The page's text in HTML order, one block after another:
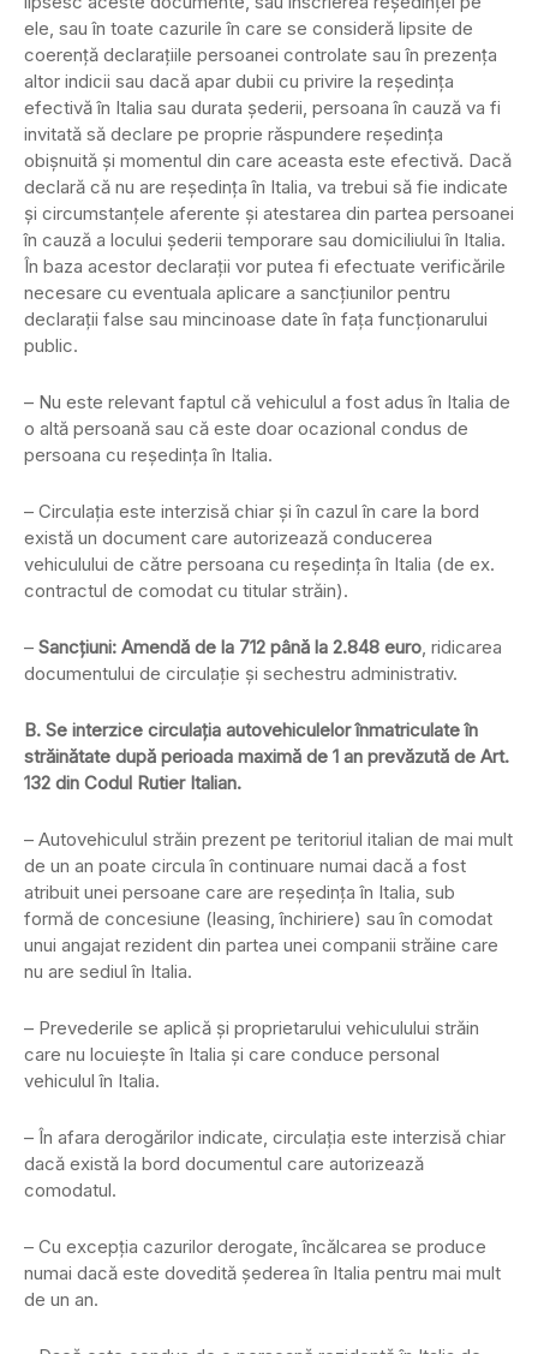
ele, sau în toate cazurile în care se consideră lipsite de
coerenţă declaraţiile persoanei controlate sau în prezenţa
altor indicii sau dacă apar dubii cu privire la reşedinţa
efectivă în Italia sau durata şederii, persoana în cauză va fi
invitată să declare pe proprie răspundere reşedinţa
obişnuită şi momentul din care aceasta este efectivă. Dacă
declară că nu are reşedinţa în Italia, va trebui să fie indicate
şi circumstanţele aferente şi atestarea din partea persoanei
în cauză a locului şederii temporare sau domiciliului în Italia.
În baza acestor declaraţii vor putea fi efectuate verificările
necesare cu eventuala aplicare a sancţiunilor pentru
declaraţii false sau mincinoase date în faţa funcţionarului
public.
– Nu este relevant faptul că vehiculul a fost adus în Italia de
o altă persoană sau că este doar ocazional condus de
persoana cu reşedinţa în Italia.
– Circulaţia este interzisă chiar şi în cazul în care la bord
există un document care autorizează conducerea
vehiculului de către persoana cu reşedinţa în Italia (de ex.
contractul de comodat cu titular străin).
– Sancţiuni: Amendă de la 712 până la 2.848 euro, ridicarea
documentului de circulaţie şi sechestru administrativ.
B. Se interzice circulaţia autovehiculelor înmatriculate în
străinătate după perioada maximă de 1 an prevăzută de Art.
132 din Codul Rutier Italian.
– Autovehiculul străin prezent pe teritoriul italian de mai mult
de un an poate circula în continuare numai dacă a fost
atribuit unei persoane care are reşedinţa în Italia, sub
formă de concesiune (leasing, închiriere) sau în comodat
unui angajat rezident din partea unei companii străine care
nu are sediul în Italia.
– Prevederile se aplică şi proprietarului vehiculului străin
care nu locuieşte în Italia şi care conduce personal
vehiculul în Italia.
– În afara derogărilor indicate, circulaţia este interzisă chiar
dacă există la bord documentul care autorizează
comodatul.
– Cu excepţia cazurilor derogate, încălcarea se produce
numai dacă este dovedită şederea în Italia pentru mai mult
de un an.